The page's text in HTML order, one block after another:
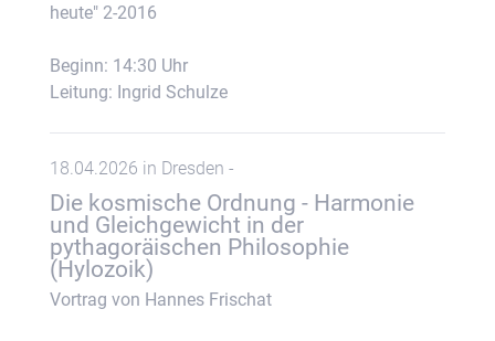
heute" 2-2016
Beginn: 14:30 Uhr
Leitung: Ingrid Schulze
18.04.2026 in Dresden -
Die kosmische Ordnung - Harmonie
und Gleichgewicht in der
pythagoräischen Philosophie
(Hylozoik)
Vortrag von Hannes Frischat